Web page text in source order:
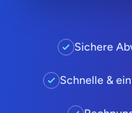
Sichere
Schnelle &